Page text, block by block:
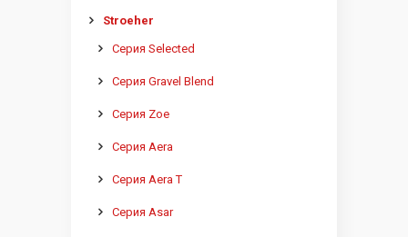
Stroeher
Серия Selected
Серия Gravel Blend
Серия Zoe
Серия Aera
Серия Aera T
Серия Asar